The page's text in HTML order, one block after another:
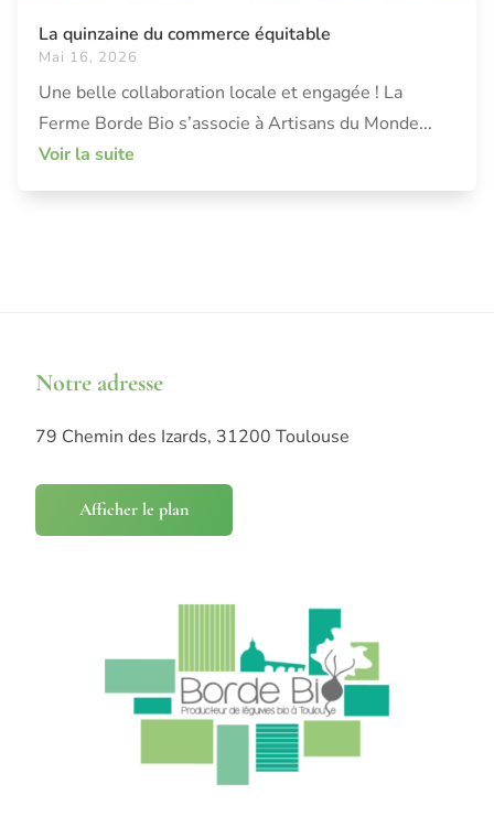
La quinzaine du commerce équitable
Mai 16, 2026
Une belle collaboration locale et engagée ! La
Ferme Borde Bio s’associe à Artisans du Monde...
Voir la suite
Notre adresse
79 Chemin des Izards, 31200 Toulouse
Afficher le plan